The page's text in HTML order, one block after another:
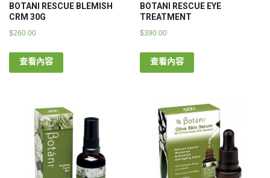
BOTANI RESCUE BLEMISH
CRM 30G
$260.00
查看內容
BOTANI RESCUE EYE
TREATMENT
$390.00
查看內容